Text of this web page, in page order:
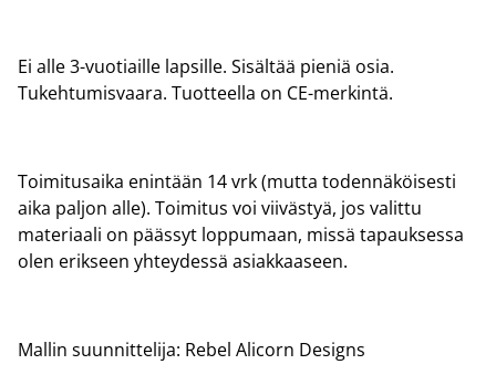
Ei alle 3-vuotiaille lapsille. Sisältää pieniä osia.
Tukehtumisvaara. Tuotteella on CE-merkintä.
Toimitusaika enintään 14 vrk (mutta todennäköisesti
aika paljon alle). Toimitus voi viivästyä, jos valittu
materiaali on päässyt loppumaan, missä tapauksessa
olen erikseen yhteydessä asiakkaaseen.
Mallin suunnittelija: Rebel Alicorn Designs